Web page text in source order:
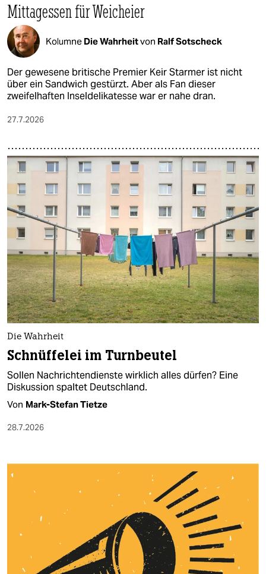
Mittagessen für Weicheier
Kolumne Die Wahrheitvon Ralf Sotscheck
Der gewesene britische Premier Keir Starmer ist nicht
über ein Sandwich gestürzt. Aber als Fan dieser
zweifelhaften Inseldelikatesse war er nahe dran.
27.7.2026
Die Wahrheit
Schnüffelei im Turnbeutel
Sollen Nachrichtendienste wirklich alles dürfen? Eine
Diskussion spaltet Deutschland.
Von Mark-Stefan Tietze
28.7.2026